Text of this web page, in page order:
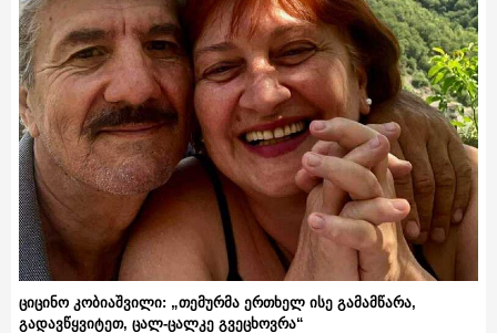
ციცინო კობიაშვილი: „თემურმა ერთხელ ისე გამამწარა,
გადავწყვიტეთ, ცალ-ცალკე გვეცხოვრა“